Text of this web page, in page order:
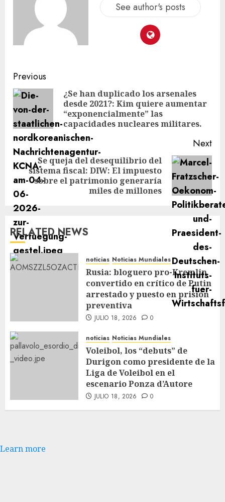
See author's posts
Previous
¿Se han duplicado los arsenales
desde 2021?: Kim quiere aumentar
“exponencialmente” las
capacidades nucleares militares.
Next
Se queja del desequilibrio del
sistema fiscal: DIW: El impuesto
sobre el patrimonio generaría
miles de millones
RELATED NEWS
noticias Noticias Mundiales
Rusia: bloguero pro-Kremlin
convertido en crítico de Putin
arrestado y puesto en prisión
preventiva
JULIO 18, 2026 0
noticias Noticias Mundiales
Voleibol, los “debuts” de
Durigon como presidente de la
Liga de Voleibol en el
escenario Ponza d’Autore
JULIO 18, 2026 0
Learn more